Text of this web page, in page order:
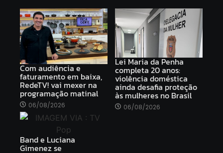
Com audiência e
faturamento em baixa,
RedeTV! vai mexer na
programação matinal
06/08/2026
Lei Maria da Penha
completa 20 anos:
violência doméstica
ainda desafia proteção
às mulheres no Brasil
06/08/2026
Band e Luciana
Gimenez se